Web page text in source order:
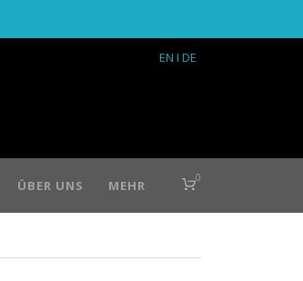
EN I DE
ÜBER UNS MEHR 0